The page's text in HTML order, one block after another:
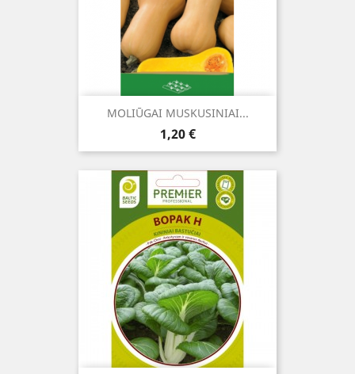
MOLIŪGAI MUSKUSINIAI...
Kaina
1,20 €